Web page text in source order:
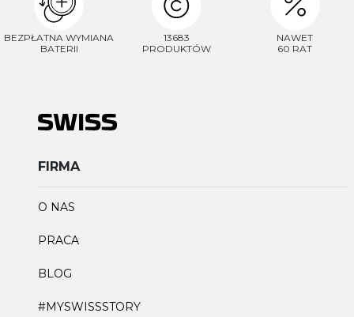
BEZPŁATNA WYMIANA
BATERII
13683
PRODUKTÓW
NAWET
60 RAT
FIRMA
O NAS
PRACA
BLOG
#MYSWISSSTORY